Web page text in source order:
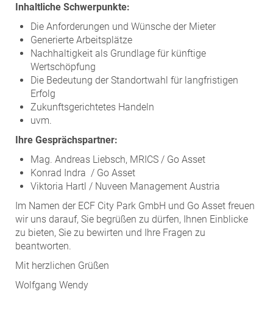
Inhaltliche Schwerpunkte:
Die Anforderungen und Wünsche der Mieter
Generierte Arbeitsplätze
Nachhaltigkeit als Grundlage für künftige
Wertschöpfung
Die Bedeutung der Standortwahl für langfristigen
Erfolg
Zukunftsgerichtetes Handeln
uvm.
Ihre Gesprächspartner:
Mag. Andreas Liebsch, MRICS / Go Asset
Konrad Indra / Go Asset
Viktoria Hartl / Nuveen Management Austria
Im Namen der ECF City Park GmbH und Go Asset freuen
wir uns darauf, Sie begrüßen zu dürfen, Ihnen Einblicke
zu bieten, Sie zu bewirten und Ihre Fragen zu
beantworten.
Mit herzlichen Grüßen
Wolfgang Wendy